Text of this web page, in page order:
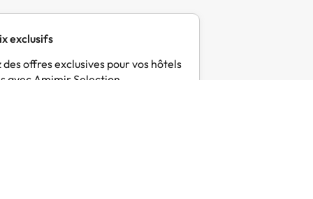
exclusifs
des offres exclusives pour vos hôtels
avec Amimir Selection.